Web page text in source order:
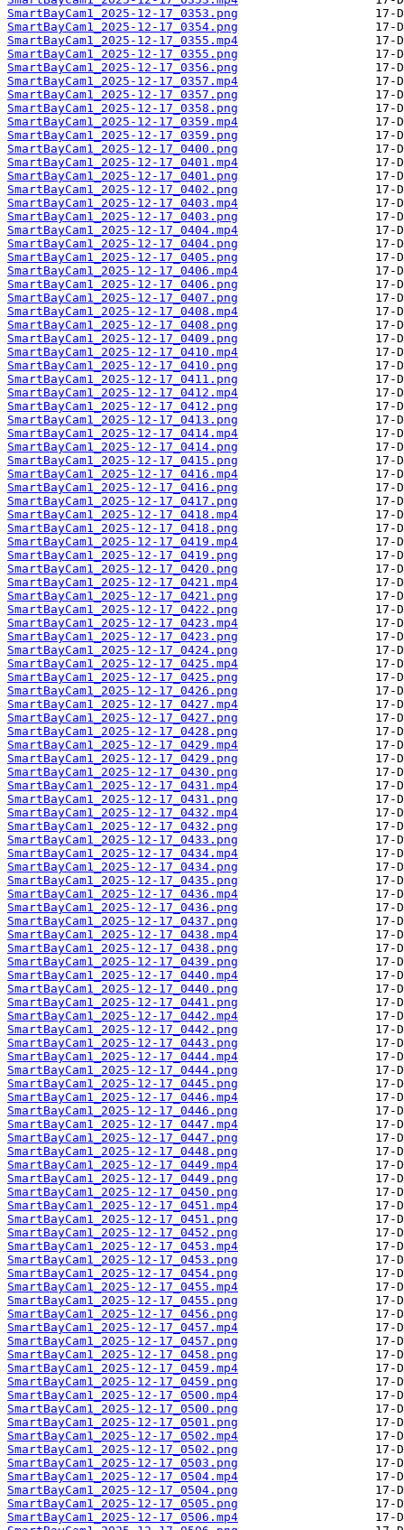
SmartBayCam1_2025-12-17_0353.png
SmartBayCam1_2025-12-17_0354.png
SmartBayCam1_2025-12-17_0355.mp4
SmartBayCam1_2025-12-17_0355.png
SmartBayCam1_2025-12-17_0356.png
SmartBayCam1_2025-12-17_0357.mp4
SmartBayCam1_2025-12-17_0357.png
SmartBayCam1_2025-12-17_0358.png
SmartBayCam1_2025-12-17_0359.mp4
SmartBayCam1_2025-12-17_0359.png
SmartBayCam1_2025-12-17_0400.png
SmartBayCam1_2025-12-17_0401.mp4
SmartBayCam1_2025-12-17_0401.png
SmartBayCam1_2025-12-17_0402.png
SmartBayCam1_2025-12-17_0403.mp4
SmartBayCam1_2025-12-17_0403.png
SmartBayCam1_2025-12-17_0404.mp4
SmartBayCam1_2025-12-17_0404.png
SmartBayCam1_2025-12-17_0405.png
SmartBayCam1_2025-12-17_0406.mp4
SmartBayCam1_2025-12-17_0406.png
SmartBayCam1_2025-12-17_0407.png
SmartBayCam1_2025-12-17_0408.mp4
SmartBayCam1_2025-12-17_0408.png
SmartBayCam1_2025-12-17_0409.png
SmartBayCam1_2025-12-17_0410.mp4
SmartBayCam1_2025-12-17_0410.png
SmartBayCam1_2025-12-17_0411.png
SmartBayCam1_2025-12-17_0412.mp4
SmartBayCam1_2025-12-17_0412.png
SmartBayCam1_2025-12-17_0413.png
SmartBayCam1_2025-12-17_0414.mp4
SmartBayCam1_2025-12-17_0414.png
SmartBayCam1_2025-12-17_0415.png
SmartBayCam1_2025-12-17_0416.mp4
SmartBayCam1_2025-12-17_0416.png
SmartBayCam1_2025-12-17_0417.png
SmartBayCam1_2025-12-17_0418.mp4
SmartBayCam1_2025-12-17_0418.png
SmartBayCam1_2025-12-17_0419.mp4
SmartBayCam1_2025-12-17_0419.png
SmartBayCam1_2025-12-17_0420.png
SmartBayCam1_2025-12-17_0421.mp4
SmartBayCam1_2025-12-17_0421.png
SmartBayCam1_2025-12-17_0422.png
SmartBayCam1_2025-12-17_0423.mp4
SmartBayCam1_2025-12-17_0423.png
SmartBayCam1_2025-12-17_0424.png
SmartBayCam1_2025-12-17_0425.mp4
SmartBayCam1_2025-12-17_0425.png
SmartBayCam1_2025-12-17_0426.png
SmartBayCam1_2025-12-17_0427.mp4
SmartBayCam1_2025-12-17_0427.png
SmartBayCam1_2025-12-17_0428.png
SmartBayCam1_2025-12-17_0429.mp4
SmartBayCam1_2025-12-17_0429.png
SmartBayCam1_2025-12-17_0430.png
SmartBayCam1_2025-12-17_0431.mp4
SmartBayCam1_2025-12-17_0431.png
SmartBayCam1_2025-12-17_0432.mp4
SmartBayCam1_2025-12-17_0432.png
SmartBayCam1_2025-12-17_0433.png
SmartBayCam1_2025-12-17_0434.mp4
SmartBayCam1_2025-12-17_0434.png
SmartBayCam1_2025-12-17_0435.png
SmartBayCam1_2025-12-17_0436.mp4
SmartBayCam1_2025-12-17_0436.png
SmartBayCam1_2025-12-17_0437.png
SmartBayCam1_2025-12-17_0438.mp4
SmartBayCam1_2025-12-17_0438.png
SmartBayCam1_2025-12-17_0439.png
SmartBayCam1_2025-12-17_0440.mp4
SmartBayCam1_2025-12-17_0440.png
SmartBayCam1_2025-12-17_0441.png
SmartBayCam1_2025-12-17_0442.mp4
SmartBayCam1_2025-12-17_0442.png
SmartBayCam1_2025-12-17_0443.png
SmartBayCam1_2025-12-17_0444.mp4
SmartBayCam1_2025-12-17_0444.png
SmartBayCam1_2025-12-17_0445.png
SmartBayCam1_2025-12-17_0446.mp4
SmartBayCam1_2025-12-17_0446.png
SmartBayCam1_2025-12-17_0447.mp4
SmartBayCam1_2025-12-17_0447.png
SmartBayCam1_2025-12-17_0448.png
SmartBayCam1_2025-12-17_0449.mp4
SmartBayCam1_2025-12-17_0449.png
SmartBayCam1_2025-12-17_0450.png
SmartBayCam1_2025-12-17_0451.mp4
SmartBayCam1_2025-12-17_0451.png
SmartBayCam1_2025-12-17_0452.png
SmartBayCam1_2025-12-17_0453.mp4
SmartBayCam1_2025-12-17_0453.png
SmartBayCam1_2025-12-17_0454.png
SmartBayCam1_2025-12-17_0455.mp4
SmartBayCam1_2025-12-17_0455.png
SmartBayCam1_2025-12-17_0456.png
SmartBayCam1_2025-12-17_0457.mp4
SmartBayCam1_2025-12-17_0457.png
SmartBayCam1_2025-12-17_0458.png
SmartBayCam1_2025-12-17_0459.mp4
SmartBayCam1_2025-12-17_0459.png
SmartBayCam1_2025-12-17_0500.mp4
SmartBayCam1_2025-12-17_0500.png
SmartBayCam1_2025-12-17_0501.png
SmartBayCam1_2025-12-17_0502.mp4
SmartBayCam1_2025-12-17_0502.png
SmartBayCam1_2025-12-17_0503.png
SmartBayCam1_2025-12-17_0504.mp4
SmartBayCam1_2025-12-17_0504.png
SmartBayCam1_2025-12-17_0505.png
SmartBayCam1_2025-12-17_0506.mp4